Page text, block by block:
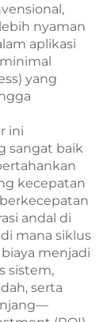
nyaman
aplikasi
yang
ini
sangat baik
kecepatan
andal di
mana siklus
menjadi
sistem,
serta